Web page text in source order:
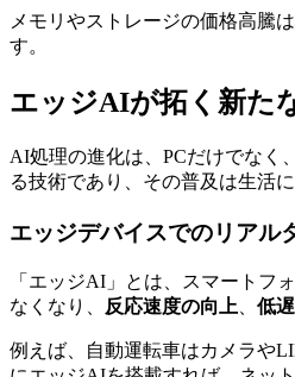
メモリやストレージの価格高騰
す。
エッジAIが拓く新た
AI処理の進化は、PCだけでなく
る技術であり、その普及は生活
エッジデバイスでのリアル
「エッジAI」とは、スマートフ
なくなり、
反応速度の向上 低
例えば、自動運転車はカメラや